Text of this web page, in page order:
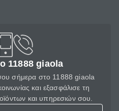
11888 giaola
σήμερα στο 11888 giaola
και εξασφάλισε τη
και υπηρεσιών σου.